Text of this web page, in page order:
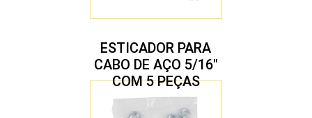
ESTICADOR PARA
CABO DE AÇO 5/16″
COM 5 PEÇAS